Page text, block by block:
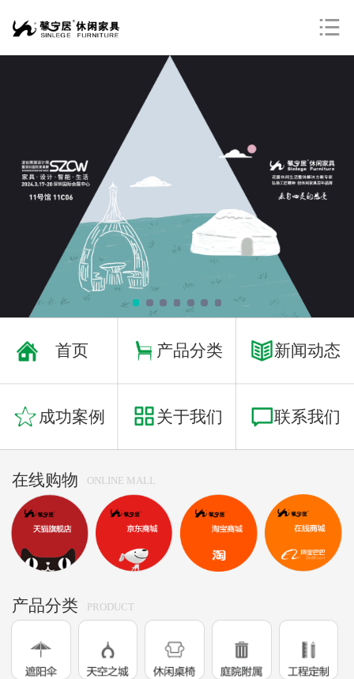
产品分类
关于我们
联系我们

首页 产品分类 新闻动态
成功案例 关于我们 联系我们
在线购物 ONLINE MALL
产品分类 PRODUCT